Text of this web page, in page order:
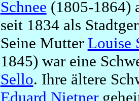
Schnee (1805-1864)
seit 1834 als
Seine Mutter Louise
1845) war eine
Sello. Ihre ältere
Eduard Nietner